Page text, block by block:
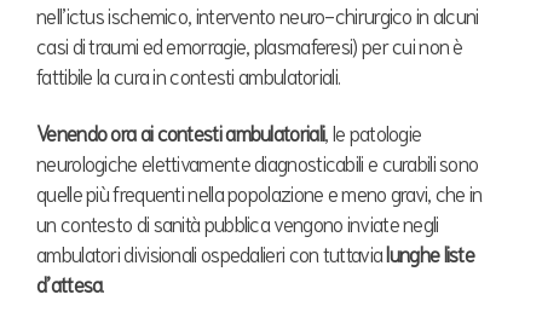
nell’ictus ischemico, intervento neuro-chirurgico in alcuni
casi di traumi ed emorragie, plasmaferesi) per cui non è
fattibile la cura in contesti ambulatoriali.
Venendo ora ai contesti ambulatoriali, le patologie
neurologiche elettivamente diagnosticabili e curabili sono
quelle più frequenti nella popolazione e meno gravi, che in
un contesto di sanità pubblica vengono inviate negli
ambulatori divisionali ospedalieri con tuttavialunghe liste
d’attesa.